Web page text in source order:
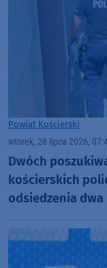
Powiat Kościerski
wtorek, 28 lipca 2026,
Dwóch
kościerskich
odsiedzenia dwa